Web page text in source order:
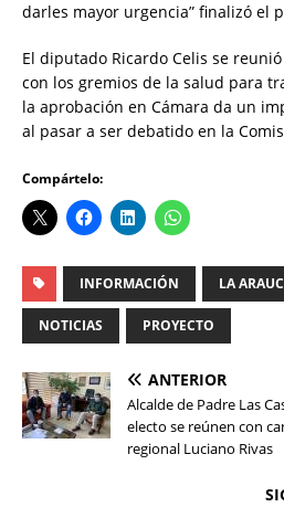
darles mayor urgencia” finalizó el
El diputado Ricardo Celis se
con los gremios de la salud para
la aprobación en Cámara da un
al pasar a ser debatido en la
Compártelo:
INFORMACIÓN LA
NOTICIAS PROYECTO
ANTERIOR
Alcalde de Padre Las
electo se reúnen con
regional Luciano Rivas